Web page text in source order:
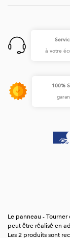
à votre
100%
Le panneau -
peut être réalisé en
Les 2 produits sont